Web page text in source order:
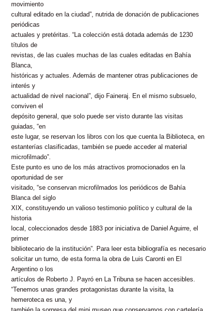
movimiento
cultural editado en la ciudad”, nutrida de donación de publicaciones
periódicas
actuales y pretéritas. “La colección está dotada además de 1230
títulos de
revistas, de las cuales muchas de las cuales editadas en Bahía
Blanca,
históricas y actuales. Además de mantener otras publicaciones de
interés y
actualidad de nivel nacional”, dijo Faineraj. En el mismo subsuelo,
conviven el
depósito general, que solo puede ser visto durante las visitas
guiadas, “en
este lugar, se reservan los libros con los que cuenta la Biblioteca, en
estanterías clasificadas, también se puede acceder al material
microfilmado”.
Este punto es uno de los más atractivos promocionados en la
oportunidad de ser
visitado, “se conservan microfilmados los periódicos de Bahía
Blanca del siglo
XIX, constituyendo un valioso testimonio político y cultural de la
historia
local, coleccionados desde 1883 por iniciativa de Daniel Aguirre, el
primer
bibliotecario de la institución”. Para leer esta bibliografía es necesario
solicitar un turno, de esta forma la obra de Luis Caronti en El
Argentino o los
artículos de Roberto J. Payró en La Tribuna se hacen accesibles.
“Tenemos unas grandes protagonistas durante la visita, la
hemeroteca es una, y